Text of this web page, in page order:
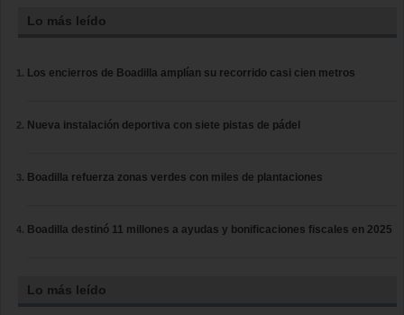
Lo más leído
Los encierros de Boadilla amplían su recorrido casi cien metros
Nueva instalación deportiva con siete pistas de pádel
Boadilla refuerza zonas verdes con miles de plantaciones
Boadilla destinó 11 millones a ayudas y bonificaciones fiscales en 2025
Lo más leído